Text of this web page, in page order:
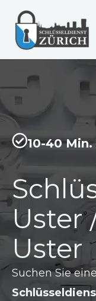
Inhalt
springen
10-40
Uster
Uster
Suchen Sie